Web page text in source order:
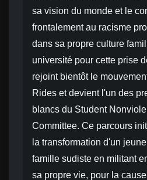
sa vision du monde et le
frontalement au racisme
dans sa propre culture
université pour cette prise
rejoint bientôt le
Rides et devient l'un des
blancs du Student
Committee. Ce parcours
la transformation d'un
famille sudiste en militant
sa propre vie, pour la